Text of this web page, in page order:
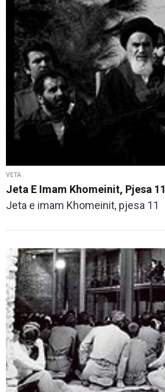
VETA
Jeta E Imam Khomeinit, Pjesa 11
Jeta e imam Khomeinit, pjesa 11